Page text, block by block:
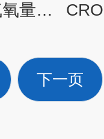
CRO-300氧化锆氧气氧量分析仪便携式氧化锆氧气含量分析仪
下一页